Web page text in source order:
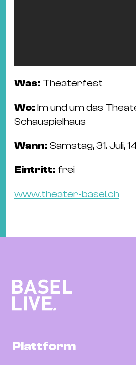
Was: Theaterfest
Wo: Im und um das
Schauspielhaus
Wann: Samstag, 31. Juli,
Eintritt: frei
www.theater-basel.ch
Plattform